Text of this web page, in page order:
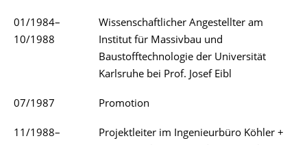
01/1984–
10/1988
Wissenschaftlicher Angestellter am
Institut für Massivbau und
Baustofftechnologie der Universität
Karlsruhe bei Prof. Josef Eibl
07/1987 Promotion
11/1988–
Projektleiter im Ingenieurbüro Köhler +